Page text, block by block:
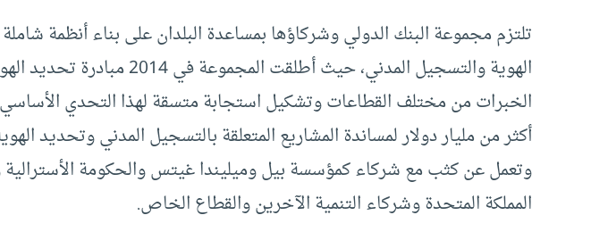
تلتزم مجموعة البنك الدولي وشركاؤها بمساعدة البلدان على بناء أنظمة
الهوية والتسجيل المدني، حيث أطلقت
الخبرات من مختلف القطاعات وتشكيل استجابة متسقة لهذا التحدي
وتعمل عن كثب مع شركاء كمؤسسة بيل وميليندا غيتس والحكومة
المملكة المتحدة وشركاء التنمية الآخرين والقطاع الخاص.